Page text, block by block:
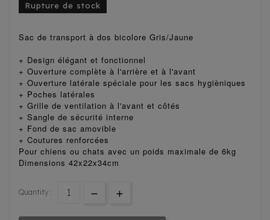
Rupture de stock
Sac de transport à dos bicolore Gris/Jaune
+ Design élégant et fonctionnel
+ Ouverture complète à l'arrière et à l'avant
+ Ouverture latérale spéciale pour les sacs hygièniques
+ Poches latérales
+ Grille de ventilation à l'avant et côtés
+ Sangle de sécurité interne
+ Fond de sac amovible
+ Coutures renforcées
Pour chiens ou chats avec un poids maximale de 6kg
Dimensions 42x22x34cm
Quantity :